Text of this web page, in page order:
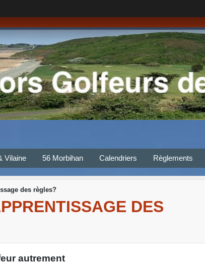
Vilaine 56 Morbihan Calendriers Règlements
des règles?
DES
autrement